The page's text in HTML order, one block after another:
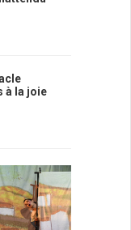
à la joie